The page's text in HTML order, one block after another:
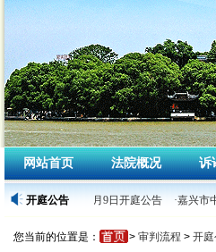
网站首页 法院概况 诉
开庭公告
人民法院2026年5月9日开庭公告 ·嘉兴市
您当前的位置是： > 审判流程 > 开